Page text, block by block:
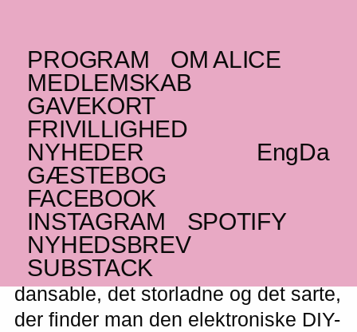
PROGRAM
OM ALICE
MEDLEMSKAB
GAVEKORT
FRIVILLIGHED
NYHEDER
Da
Eng
GÆSTEBOG
FACEBOOK
INSTAGRAM
SPOTIFY
NYHEDSBREV
SUBSTACK
TIRSDAG _08.04.25
Lauren Duffus
Hasfeldt
Orkestrale og dansable DIY-kompositioner
fra fremadstormende elektronisk musiker
Et sted mellem det orkestrale og det
dansable, det storladne og det sarte,
der finder man den elektroniske DIY-